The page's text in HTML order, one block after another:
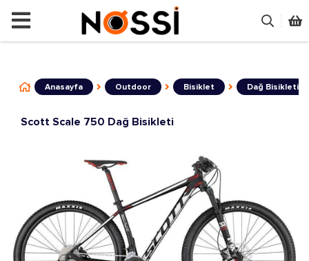
ÜRÜNLERİN TAMAMI DEMODUR
Anasayfa Outdoor Bisiklet Dağ Bisikleti
Scott Scale 750 Dağ Bisikleti